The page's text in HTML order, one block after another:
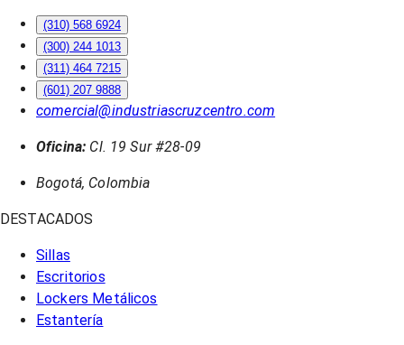
(310) 568 6924
(300) 244 1013
(311) 464 7215
(601) 207 9888
comercial@industriascruzcentro.com
Oficina: Cl. 19 Sur #28-09
Bogotá, Colombia
DESTACADOS
Sillas
Escritorios
Lockers Metálicos
Estantería